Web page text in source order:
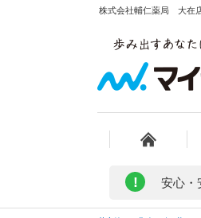
株式会社輔仁薬局 大在
! 安心・